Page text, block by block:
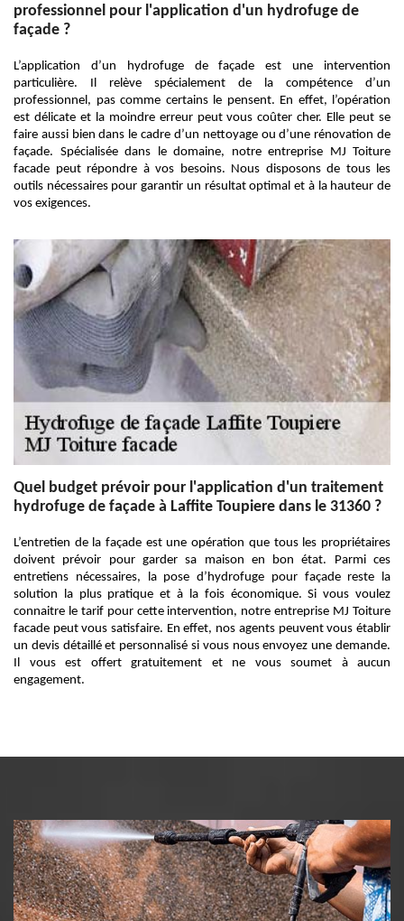
professionnel pour l'application d'un hydrofuge de
façade ?
L’application d’un hydrofuge de façade est une intervention
particulière. Il relève spécialement de la compétence d’un
professionnel, pas comme certains le pensent. En effet, l’opération
est délicate et la moindre erreur peut vous coûter cher. Elle peut se
faire aussi bien dans le cadre d’un nettoyage ou d’une rénovation de
façade. Spécialisée dans le domaine, notre entreprise MJ Toiture
facade peut répondre à vos besoins. Nous disposons de tous les
outils nécessaires pour garantir un résultat optimal et à la hauteur de
vos exigences.
Quel budget prévoir pour l'application d'un traitement
hydrofuge de façade à Laffite Toupiere dans le 31360 ?
L’entretien de la façade est une opération que tous les propriétaires
doivent prévoir pour garder sa maison en bon état. Parmi ces
entretiens nécessaires, la pose d’hydrofuge pour façade reste la
solution la plus pratique et à la fois économique. Si vous voulez
connaitre le tarif pour cette intervention, notre entreprise MJ Toiture
facade peut vous satisfaire. En effet, nos agents peuvent vous établir
un devis détaillé et personnalisé si vous nous envoyez une demande.
Il vous est offert gratuitement et ne vous soumet à aucun
engagement.